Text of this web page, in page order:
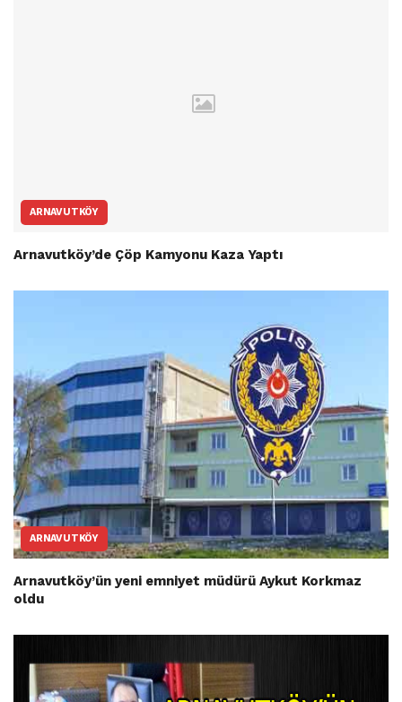
ARNAVUTKÖY
Arnavutköy’de Çöp Kamyonu Kaza Yaptı
ARNAVUTKÖY
Arnavutköy’ün yeni emniyet müdürü Aykut Korkmaz
oldu